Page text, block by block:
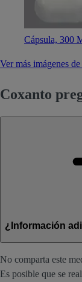
Cápsula, 300
Ver más imágenes
Coxanto
¿Información
No comparta este
Es posible que se